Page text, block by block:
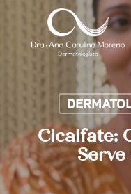
Cicalfate:
Serve